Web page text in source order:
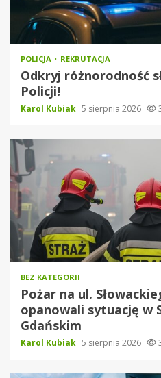
POLICJA REKRUTACJA
Odkryj różnorodność
Policji!
Karol Kubiak 5 sierpnia 2026
BEZ KATEGORII
Pożar na ul.
opanowali sytuację w
Gdańskim
Karol Kubiak 5 sierpnia 2026